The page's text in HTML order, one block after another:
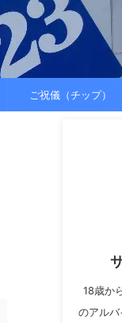
ご祝儀（チップ）
18歳か
のアル